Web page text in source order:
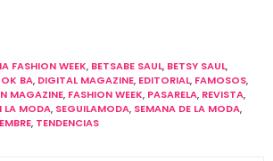
FASHION WEEK, BETSABE SAUL, BETSY SAUL,
BA, DIGITAL MAGAZINE, EDITORIAL, FAMOSOS,
MAGAZINE, FASHION WEEK, PASARELA, REVISTA,
LA MODA, SEGUILAMODA, SEMANA DE LA MODA,
, TENDENCIAS